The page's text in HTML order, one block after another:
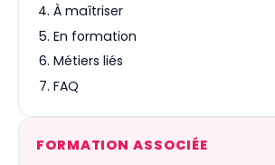
À maîtriser
En formation
Métiers liés
FAQ
FORMATION ASSOCIÉE